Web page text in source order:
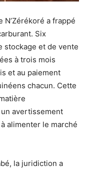
a frappé
Six
stockage et de vente
à trois mois
et au paiement
chacun. Cette
avertissement
alimenter le marché
la juridiction a